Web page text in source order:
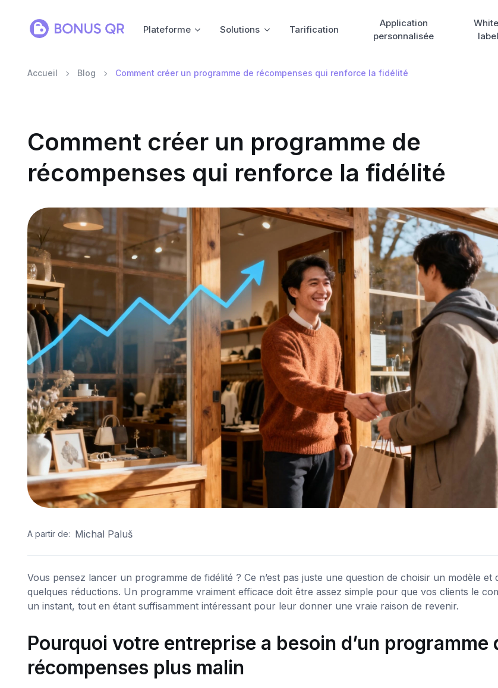
Plateforme Solutions Tarification
Application
personnalisée
label
Accueil Blog Comment créer un programme de récompenses qui renforce la fidélité
Comment créer un programme de
récompenses qui renforce la fidélité
A partir de: Michal Paluš
Vous pensez lancer un programme de fidélité ? Ce n’est pas juste une question de choisir un modèle et
quelques réductions. Un programme vraiment efficace doit être assez simple pour que vos clients le
un instant, tout en étant suffisamment intéressant pour leur donner une vraie raison de revenir.
Pourquoi votre entreprise a besoin d’un programme
récompenses plus malin